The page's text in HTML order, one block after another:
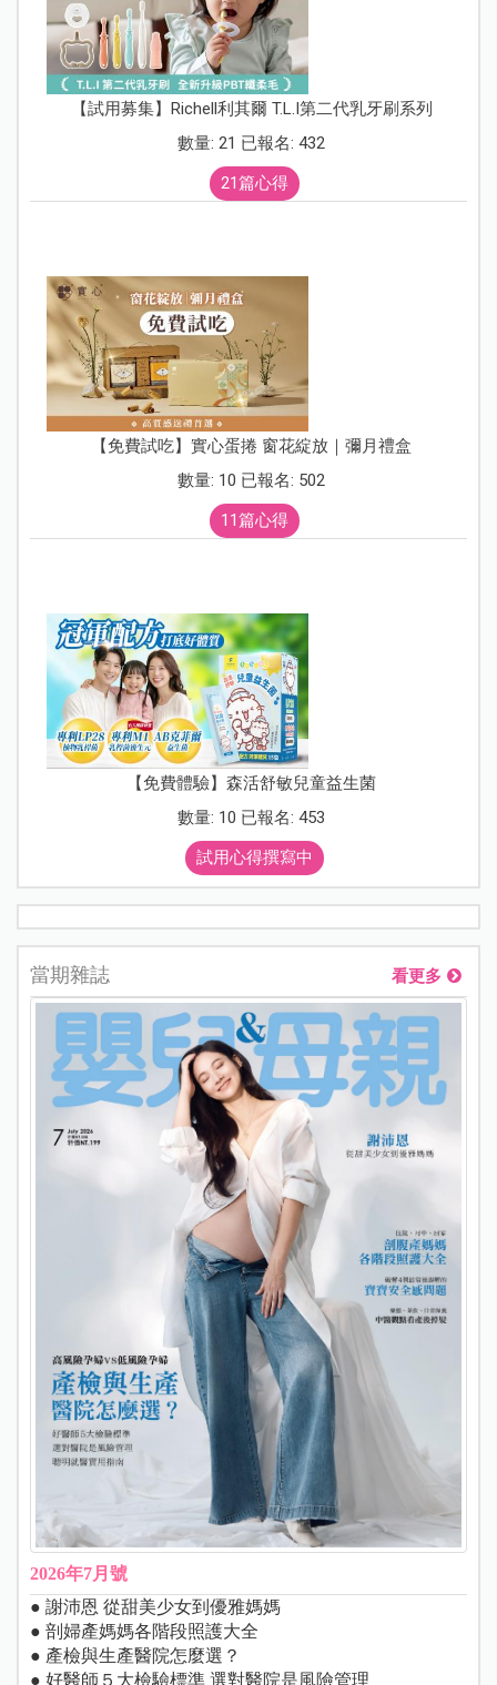
【試用募集】Richell利其爾 T.L.I第二代乳牙刷系列
數量: 21 已報名: 432
21篇心得
【免費試吃】實心蛋捲 窗花綻放｜彌月禮盒
數量: 10 已報名: 502
11篇心得
【免費體驗】森活舒敏兒童益生菌
數量: 10 已報名: 453
試用心得撰寫中
當期雜誌 看更多
2026年7月號
● 謝沛恩 從甜美少女到優雅媽媽
● 剖婦產媽媽各階段照護大全
● 產檢與生產醫院怎麼選？
● 好醫師５大檢驗標準 選對醫院是風險管理